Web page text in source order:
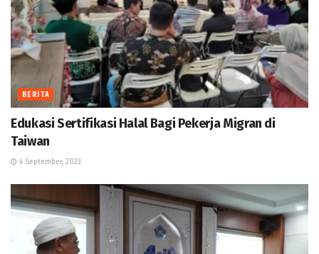
BERITA
Edukasi Sertifikasi Halal Bagi Pekerja Migran di
Taiwan
4 September, 2023